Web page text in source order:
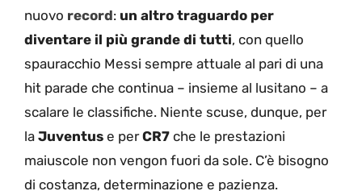
nuovo record: un altro traguardo per
diventare il più grande di tutti, con quello
spauracchio Messi sempre attuale al pari di una
hit parade che continua – insieme al lusitano – a
scalare le classifiche. Niente scuse, dunque, per
la Juventus e perCR7 che le prestazioni
maiuscole non vengon fuori da sole. C’è bisogno
di costanza, determinazione e pazienza.